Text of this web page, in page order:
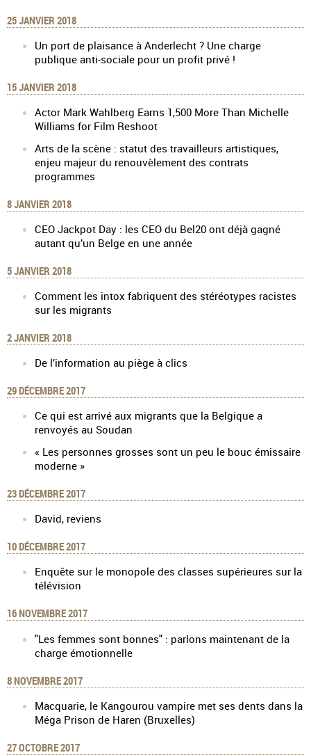
25 JANVIER 2018
Un port de plaisance à Anderlecht ? Une charge
publique anti-sociale pour un profit privé !
15 JANVIER 2018
Actor Mark Wahlberg Earns 1,500 More Than Michelle
Williams for Film Reshoot
Arts de la scène : statut des travailleurs artistiques,
enjeu majeur du renouvèlement des contrats
programmes
8 JANVIER 2018
CEO Jackpot Day : les CEO du Bel20 ont déjà gagné
autant qu’un Belge en une année
5 JANVIER 2018
Comment les intox fabriquent des stéréotypes racistes
sur les migrants
2 JANVIER 2018
De l’information au piège à clics
29 DÉCEMBRE 2017
Ce qui est arrivé aux migrants que la Belgique a
renvoyés au Soudan
« Les personnes grosses sont un peu le bouc émissaire
moderne »
23 DÉCEMBRE 2017
David, reviens
10 DÉCEMBRE 2017
Enquête sur le monopole des classes supérieures sur la
télévision
16 NOVEMBRE 2017
"Les femmes sont bonnes" : parlons maintenant de la
charge émotionnelle
8 NOVEMBRE 2017
Macquarie, le Kangourou vampire met ses dents dans la
Méga Prison de Haren (Bruxelles)
27 OCTOBRE 2017